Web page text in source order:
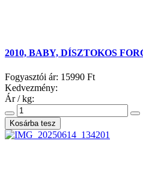
2010, BABY, DÍSZTOKOS
Fogyasztói ár: 15990 Ft
Kedvezmény:
Ár / kg: